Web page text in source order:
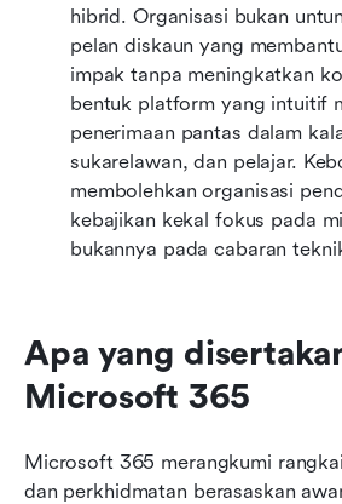
hibrid. Organisasi bukan
pelan diskaun yang
impak tanpa meningkatkan
bentuk platform yang intuitif
penerimaan pantas dalam
sukarelawan, dan pelajar.
membolehkan organisasi
kebajikan kekal fokus pada
bukannya pada cabaran
Apa yang
Microsoft 365
Microsoft 365 merangkumi
dan perkhidmatan berasaskan